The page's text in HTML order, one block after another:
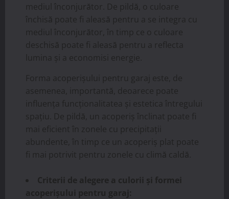
mediul înconjurător. De pildă, o culoare
închisă poate fi aleasă pentru a se integra cu
mediul înconjurător, în timp ce o culoare
deschisă poate fi aleasă pentru a reflecta
lumina și a economisi energie.
Forma acoperișului pentru garaj este, de
asemenea, importantă, deoarece poate
influența funcționalitatea și estetica întregului
spațiu. De pildă, un acoperiș înclinat poate fi
mai eficient în zonele cu precipitații
abundente, în timp ce un acoperiș plat poate
fi mai potrivit pentru zonele cu climă caldă.
Criterii de alegere a culorii și formei
acoperișului pentru garaj: